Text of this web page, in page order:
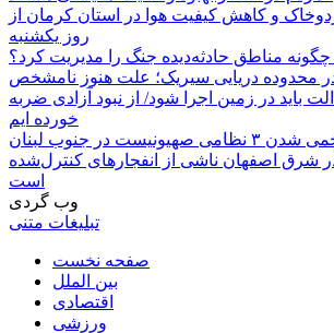
و کاهش کیفیت هوا در استان کرمان از
روز یکشنبه
مناطق حادثه‌دیده جنگ را مدیریت کرد؟
محدوده دریایی سیریک؛ علت هنوز نامشخص
باید در زمین اجرا شود/ از نبود آزادی ضربه
خورده ایم
۳ نظامی صهیونیست در جنوب لبنان
شرق اصفهان ناشی از انفجارهای کنترل‌شده
است
وب گردی
تبلیغات متنی
صفحه نخست
بین الملل
اقتصادی
ورزشی